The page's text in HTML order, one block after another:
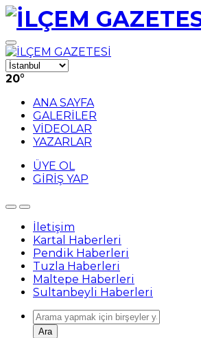
20°
ANA SAYFA
GALERİLER
VİDEOLAR
YAZARLAR
ÜYE OL
GİRİŞ YAP
İletişim
Kartal Haberleri
Pendik Haberleri
Tuzla Haberleri
Maltepe Haberleri
Sultanbeyli Haberleri
Ara